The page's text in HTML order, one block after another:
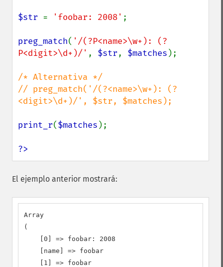
$str = 'foobar: 2008' ;
preg_match( '/(?P<name>\w+): (?
P<digit>\d+)/' , $str, $matches );
/* Alternativa */
// preg_match('/(?<name>\w+): (?
<digit>\d+)/', $str, $matches);
print_r($matches );
?>
El ejemplo anterior mostrará:
Array
(
    [0] => foobar: 2008
    [name] => foobar
    [1] => foobar